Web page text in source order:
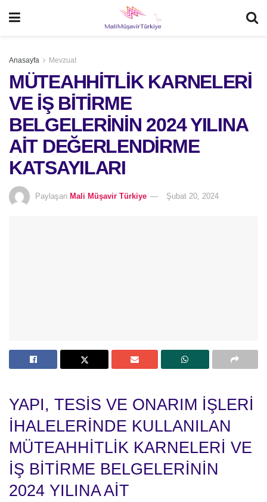
Anasayfa Mevzuat
MÜTEAHHİTLİK KARNELERİ
VE İŞ BİTİRME
BELGELERİNİN 2024 YILINA
AİT DEĞERLENDİRME
KATSAYILARI
Paylaşan Mali Müşavir Türkiye Şubat 20, 2024
YAPI, TESİS VE ONARIM İŞLERİ
İHALELERİNDE KULLANILAN
MÜTEAHHİTLİK KARNELERİ VE
İŞ BİTİRME BELGELERİNİN
2024 YILINA AİT